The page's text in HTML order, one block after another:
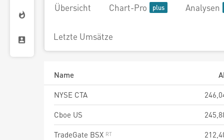
Übersicht Chart-Pro Analysen
Letzte Umsätze
Name
NYSE CTA
Cboe US
TradeGate BSX